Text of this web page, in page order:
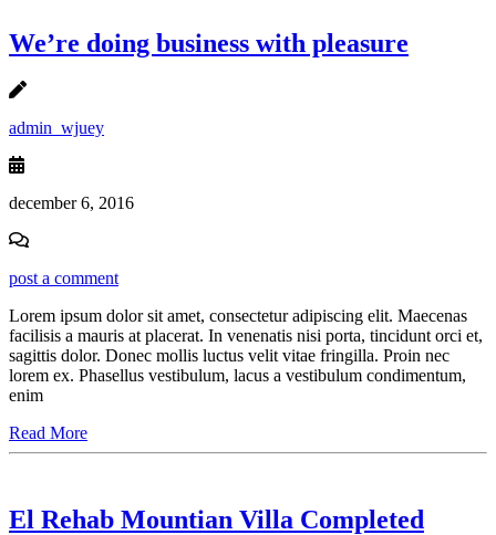
We’re doing business with pleasure
admin_wjuey
december 6, 2016
post a comment
Lorem ipsum dolor sit amet, consectetur adipiscing elit. Maecenas
facilisis a mauris at placerat. In venenatis nisi porta, tincidunt orci et,
sagittis dolor. Donec mollis luctus velit vitae fringilla. Proin nec
lorem ex. Phasellus vestibulum, lacus a vestibulum condimentum,
enim
Read More
El Rehab Mountian Villa Completed